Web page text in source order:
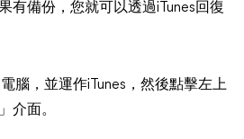
有備份，您就可以透過iTunes回復
腦，並運作iTunes，然後點擊左上
」介面。